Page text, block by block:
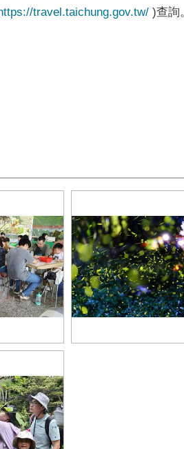
travel.taichung.gov.tw/ )查詢
活動